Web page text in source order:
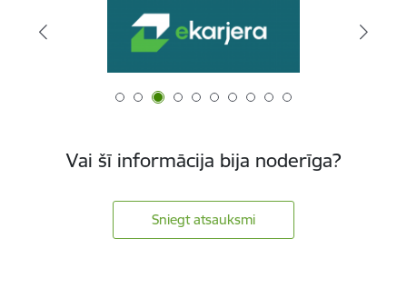
Vai šī informācija bija noderīga?
Sniegt atsauksmi